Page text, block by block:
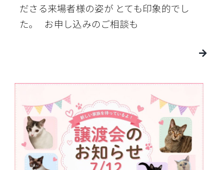
ださる来場者様の姿が とても印象的でし
た。 お申し込みのご相談も